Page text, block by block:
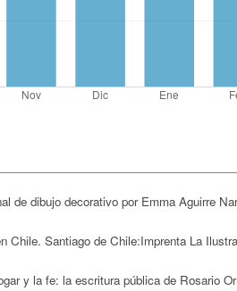
de dibujo decorativo por Emma Aguirre
Chile. Santiago de Chile:Imprenta La
y la fe: la escritura pública de Rosario